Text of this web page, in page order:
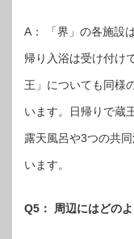
A： 「界」の各施設
帰り入浴は受け付け
王」についても同様
います。日帰りで蔵
露天風呂や3つの共
います。
Q5： 周辺にはどの